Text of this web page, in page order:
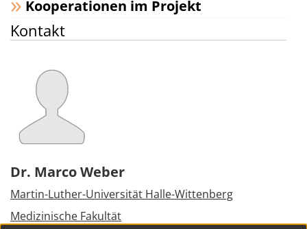
Kooperationen im Projekt
Kontakt
Dr. Marco Weber
Martin-Luther-Universität Halle-Wittenberg
Medizinische Fakultät